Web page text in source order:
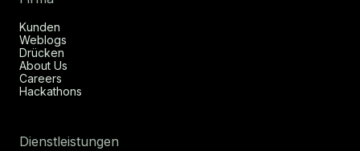
Kunden
Weblogs
Drücken
About Us
Careers
Hackathons
Dienstleistungen